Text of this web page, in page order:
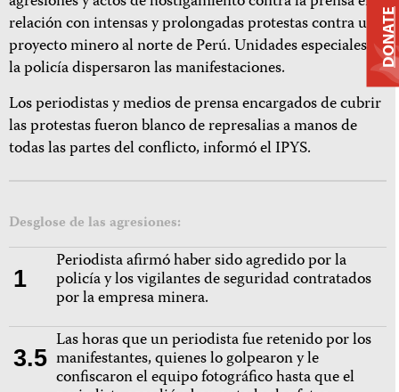
relación con intensas y prolongadas protestas contra un
proyecto minero al norte de Perú. Unidades especiales de
la policía dispersaron las manifestaciones.
Los periodistas y medios de prensa encargados de cubrir
las protestas fueron blanco de represalias a manos de
todas las partes del conflicto, informó el IPYS.
Desglose de las agresiones:
1
Periodista afirmó haber sido agredido por la
policía y los vigilantes de seguridad contratados
por la empresa minera.
3.5
Las horas que un periodista fue retenido por los
manifestantes, quienes lo golpearon y le
confiscaron el equipo fotográfico hasta que el
DONATE